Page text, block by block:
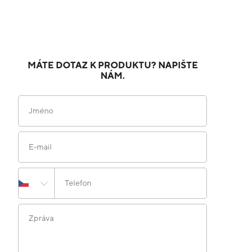
MÁTE DOTAZ K PRODUKTU? NAPIŠTE
NÁM.
Jméno
E-mail
Telefon
Zpráva